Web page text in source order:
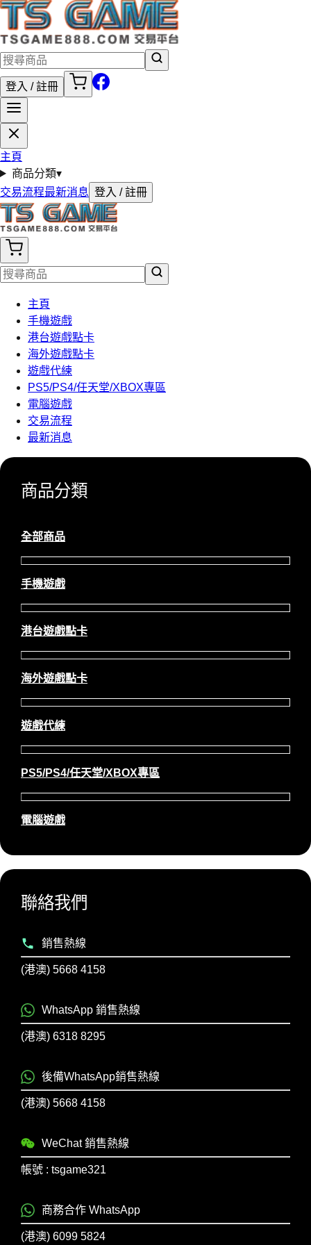
登入 / 註冊
主頁
商品分類▾
交易流程最新消息 登入 / 註冊
主頁
手機遊戲
港台遊戲點卡
海外遊戲點卡
遊戲代練
PS5/PS4/任天堂/XBOX專區
電腦遊戲
交易流程
最新消息
商品分類
全部商品
手機遊戲
港台遊戲點卡
海外遊戲點卡
遊戲代練
PS5/PS4/任天堂/XBOX專區
電腦遊戲
聯絡我們
銷售熱線
(港澳) 5668 4158
WhatsApp 銷售熱線
(港澳) 6318 8295
後備WhatsApp銷售熱線
(港澳) 5668 4158
WeChat 銷售熱線
帳號 : tsgame321
商務合作 WhatsApp
(港澳) 6099 5824